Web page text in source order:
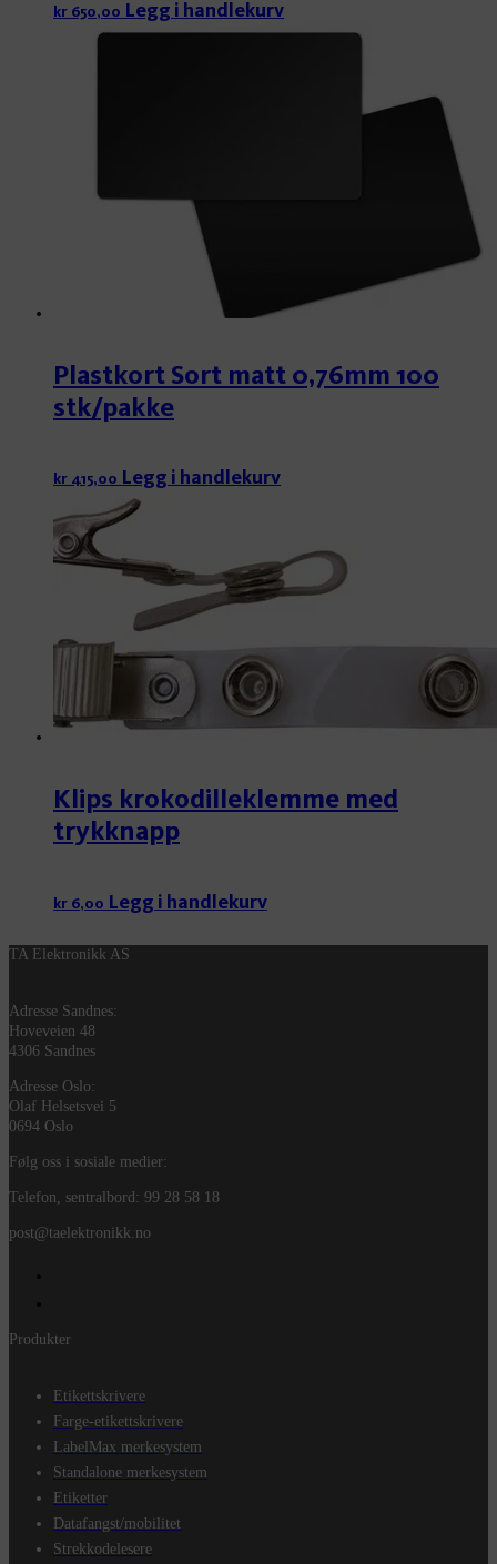
kr 650,00 Legg i handlekurv
Plastkort Sort matt 0,76mm 100
stk/pakke
kr 415,00 Legg i handlekurv
Klips krokodilleklemme med
trykknapp
kr 6,00 Legg i handlekurv
TA Elektronikk AS
Adresse Sandnes:
Hoveveien 48
4306 Sandnes
Adresse Oslo:
Olaf Helsetsvei 5
0694 Oslo
Følg oss i sosiale medier:
Telefon, sentralbord: 99 28 58 18
post@taelektronikk.no
Produkter
Etikettskrivere
Farge-etikettskrivere
LabelMax merkesystem
Standalone merkesystem
Etiketter
Datafangst/mobilitet
Strekkodelesere